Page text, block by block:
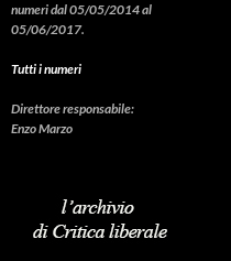
numeri dal 05/05/2014 al
05/06/2017.
Tutti i numeri
Direttore responsabile:
Enzo Marzo